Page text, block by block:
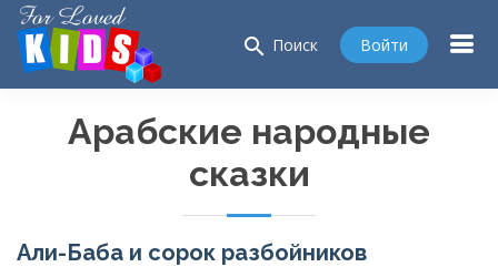
search Поиск Войти
Арабские народные
сказки
Али-Баба и сорок разбойников